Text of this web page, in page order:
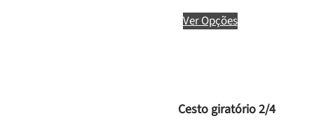
Ver Opções
Cesto giratório 2/4